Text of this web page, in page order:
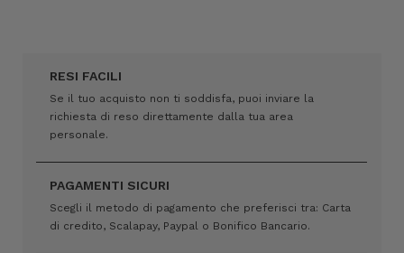
RESI FACILI
Se il tuo acquisto non ti soddisfa, puoi inviare la
richiesta di reso direttamente dalla tua area
personale.
PAGAMENTI SICURI
Scegli il metodo di pagamento che preferisci tra: Carta
di credito, Scalapay, Paypal o Bonifico Bancario.